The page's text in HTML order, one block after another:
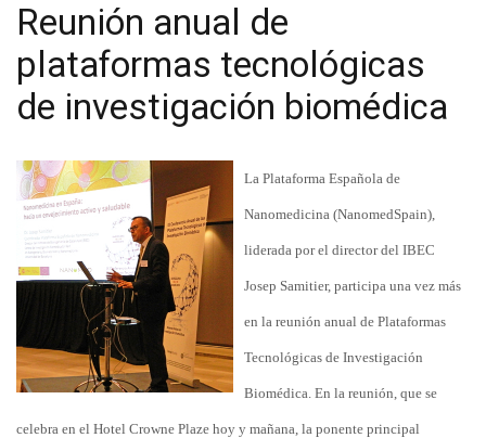
Reunión anual de
plataformas tecnológicas
de investigación biomédica
La Plataforma Española de
Nanomedicina (NanomedSpain),
liderada por el director del IBEC
Josep Samitier, participa una vez más
en la reunión anual de Plataformas
Tecnológicas de Investigación
Biomédica. En la reunión, que se
celebra en el Hotel Crowne Plaze hoy y mañana, la ponente principal